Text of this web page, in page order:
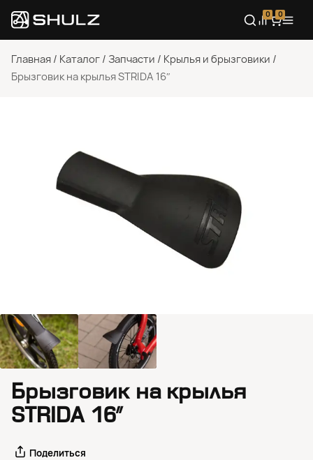
0 0
Главная / Каталог / Запчасти / Крылья и брызговики /
Брызговик на крылья STRIDA 16″
Брызговик на крылья
STRIDA 16″
Поделиться